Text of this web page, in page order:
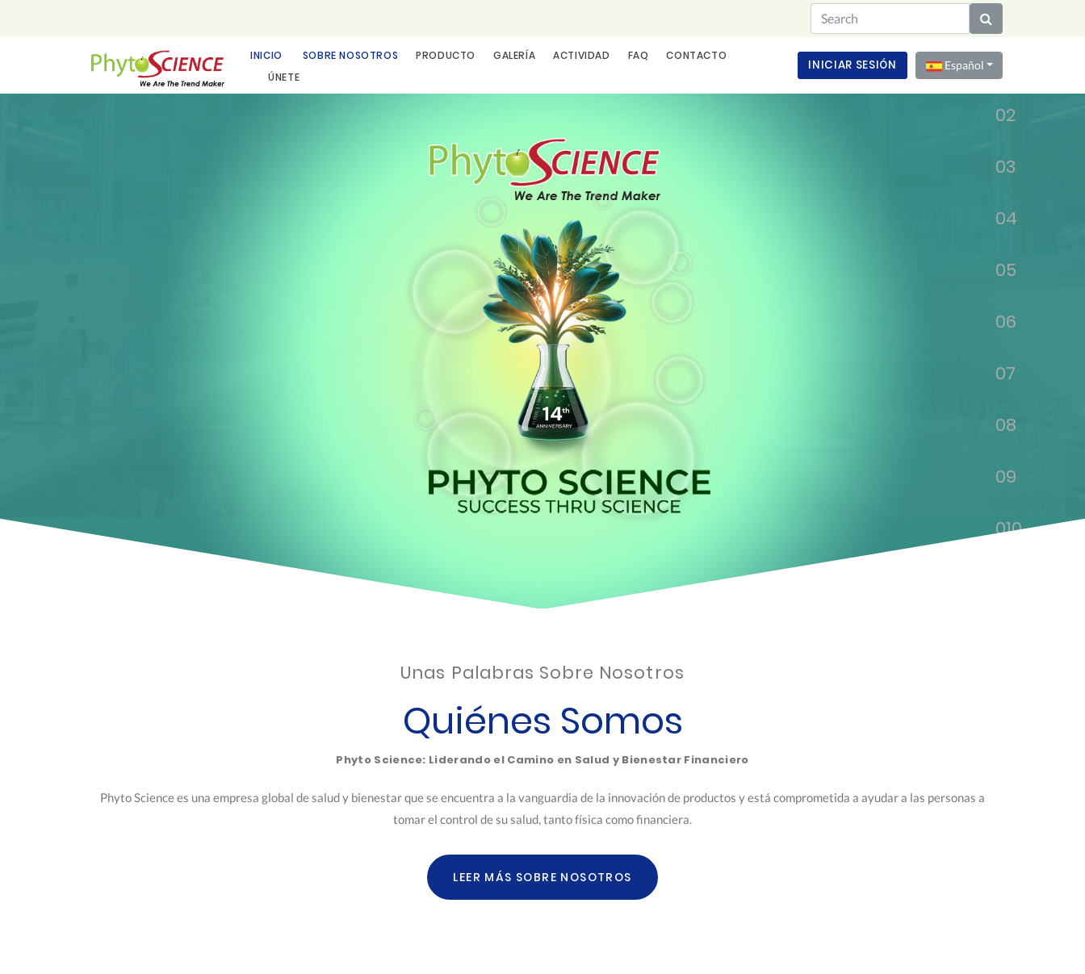
INICIO SOBRE NOSOTROS PRODUCTO GALERÍA ACTIVIDAD FAQ
CONTACTO
ÚNETE
INICIAR SESIÓN Español
03
04
05
06
07
08
09
010
Unas Palabras Sobre Nosotros
Quiénes Somos
Phyto Science: Liderando el Camino en Salud y Bienestar Financiero
Phyto Science es una empresa global de salud y bienestar que se encuentra a la vanguardia de la innovación de productos y está comprometida a ayudar a las personas a
tomar el control de su salud, tanto física como financiera.
LEER MÁS SOBRE NOSOTROS